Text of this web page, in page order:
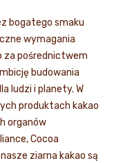
bogatego smaku
wymagania
za pośrednictwem
budowania
ludzi i planety. W
produktach kakao
organów
Cocoa
ziarna kakao są